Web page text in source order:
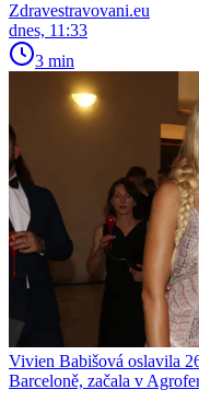
Zdravestravovani.eu
dnes, 11:33
3 min
Vivien Babišová oslavila
Barceloně, začala v